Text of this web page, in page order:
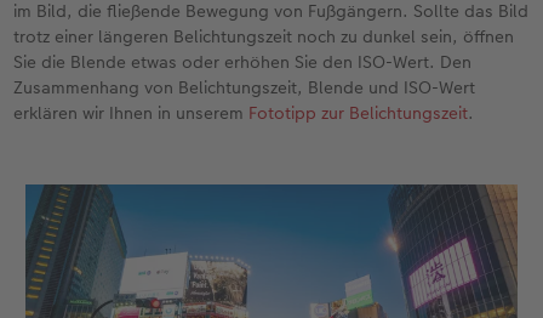
im Bild, die fließende Bewegung von Fußgängern. Sollte das Bild
trotz einer längeren Belichtungszeit noch zu dunkel sein, öffnen
Sie die Blende etwas oder erhöhen Sie den ISO-Wert. Den
Zusammenhang von Belichtungszeit, Blende und ISO-Wert
erklären wir Ihnen in unserem Fototipp zur Belichtungszeit.